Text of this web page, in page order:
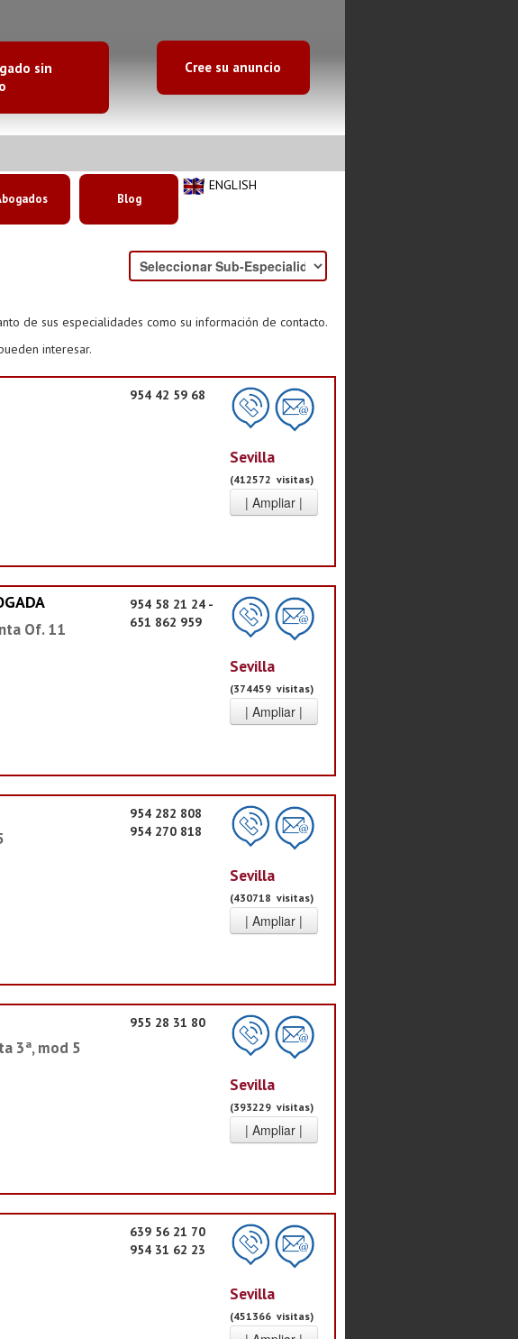
sin
Cree su anuncio
ENGLISH
Blog
de sus especialidades como su información de contacto.
interesar.
954 42 59 68
Sevilla
(412572 visitas)
Of. 11
954 58 21 24 -
651 862 959
Sevilla
(374459 visitas)
954 282 808
954 270 818
Sevilla
(430718 visitas)
3ª, mod 5
955 28 31 80
Sevilla
(393229 visitas)
639 56 21 70
954 31 62 23
Sevilla
(451366 visitas)